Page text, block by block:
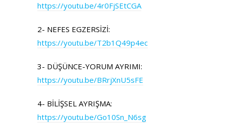
https://youtu.be/4r0FjSEtCGA
2- NEFES EGZERSİZİ:
https://youtu.be/T2b1Q49p4ec
3- DÜŞÜNCE-YORUM AYRIMI:
https://youtu.be/BRrjXnU5sFE
4- BİLİŞSEL AYRIŞMA:
https://youtu.be/Go10Sn_N6sg